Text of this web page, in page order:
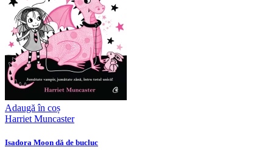
Adaugă în coș
Harriet Muncaster
Isadora Moon dă de bucluc